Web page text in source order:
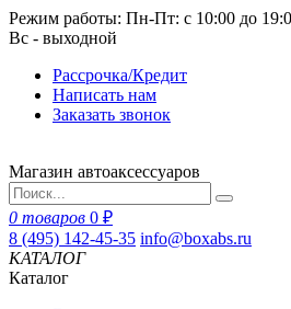
Режим работы: Пн-Пт: с 10:00 до
Вс - выходной
Рассрочка/Кредит
Написать нам
Заказать звонок
Магазин автоаксессуаров
0 товаров 0 ₽
8 (495) 142-45-35 info@boxabs.ru
КАТАЛОГ
Каталог